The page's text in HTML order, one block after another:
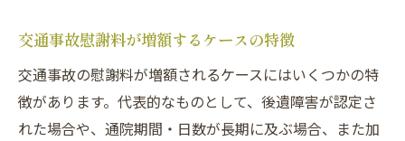
交通事故慰謝料が増額するケースの特徴
交通事故の慰謝料が増額されるケースにはいくつかの特
徴があります。代表的なものとして、後遺障害が認定さ
れた場合や、通院期間・日数が長期に及ぶ場合、また加